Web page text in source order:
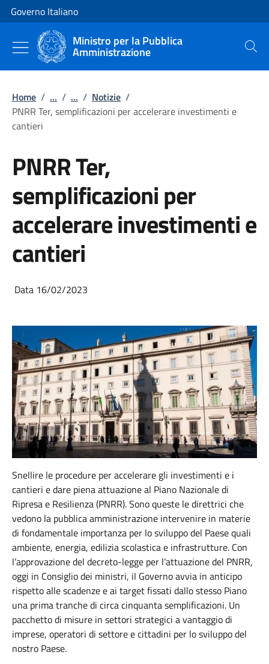
Vai al contenuto
Vai alla navigazione del sito
Governo Italiano
Ministro per la Pubblica
Amministrazione Cerca
Home / ... / ... / Notizie /
PNRR Ter, semplificazioni per accelerare investimenti e
cantieri
PNRR Ter,
semplificazioni per
accelerare investimenti e
cantieri
Data 16/02/2023
Snellire le procedure per accelerare gli investimenti e i
cantieri e dare piena attuazione al Piano Nazionale di
Ripresa e Resilienza (PNRR). Sono queste le direttrici che
vedono la pubblica amministrazione intervenire in materie
di fondamentale importanza per lo sviluppo del Paese quali
ambiente, energia, edilizia scolastica e infrastrutture. Con
l’approvazione del decreto-legge per l’attuazione del PNRR,
oggi in Consiglio dei ministri, il Governo avvia in anticipo
rispetto alle scadenze e ai target fissati dallo stesso Piano
una prima tranche di circa cinquanta semplificazioni. Un
pacchetto di misure in settori strategici a vantaggio di
imprese, operatori di settore e cittadini per lo sviluppo del
nostro Paese.